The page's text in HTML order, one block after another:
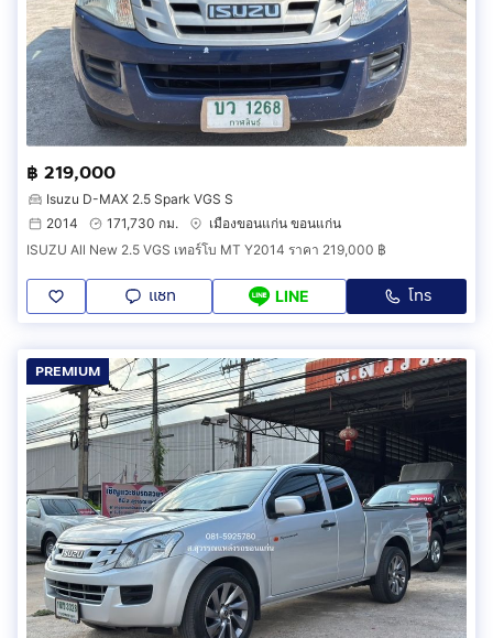
฿ 219,000
Isuzu D-MAX 2.5 Spark VGS S
2014
171,730 กม.
เมืองขอนแก่น ขอนแก่น
ISUZU All New 2.5 VGS เทอร์โบ MT Y2014 ราคา 219,000 ฿
แชท LINE โทร
PREMIUM